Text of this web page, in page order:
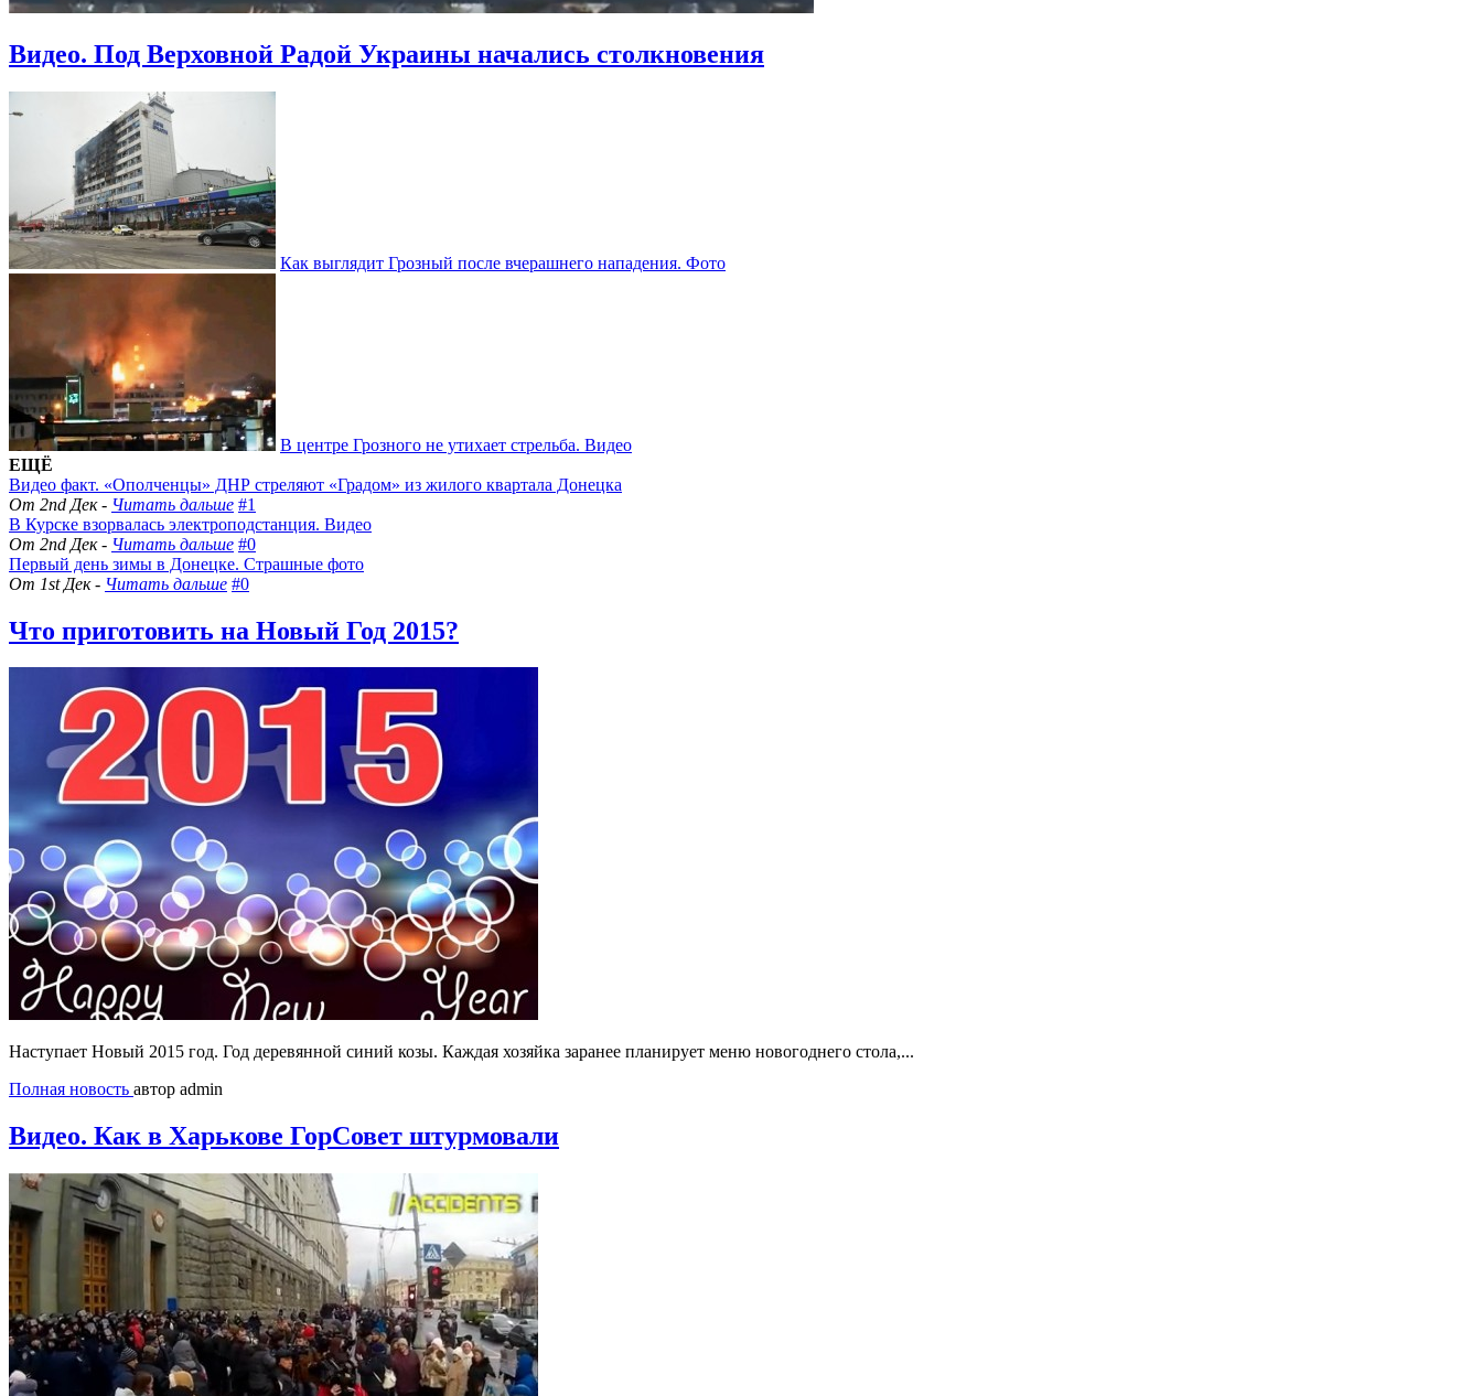
Видео. Под Верховной Радой Украины начались столкновения
Как выглядит Грозный после вчерашнего нападения. Фото
В центре Грозного не утихает стрельба. Видео
ЕЩЁ
Видео факт. «Ополченцы» ДНР стреляют «Градом» из жилого квартала Донецка
От 2nd Дек - Читать дальше #1
В Курске взорвалась электроподстанция. Видео
От 2nd Дек - Читать дальше #0
Первый день зимы в Донецке. Страшные фото
От 1st Дек - Читать дальше #0
Что приготовить на Новый Год 2015?
Наступает Новый 2015 год. Год деревянной синий козы. Каждая хозяйка заранее планирует меню новогоднего стола,...
Полная новость автор admin
Видео. Как в Харькове ГорСовет штурмовали